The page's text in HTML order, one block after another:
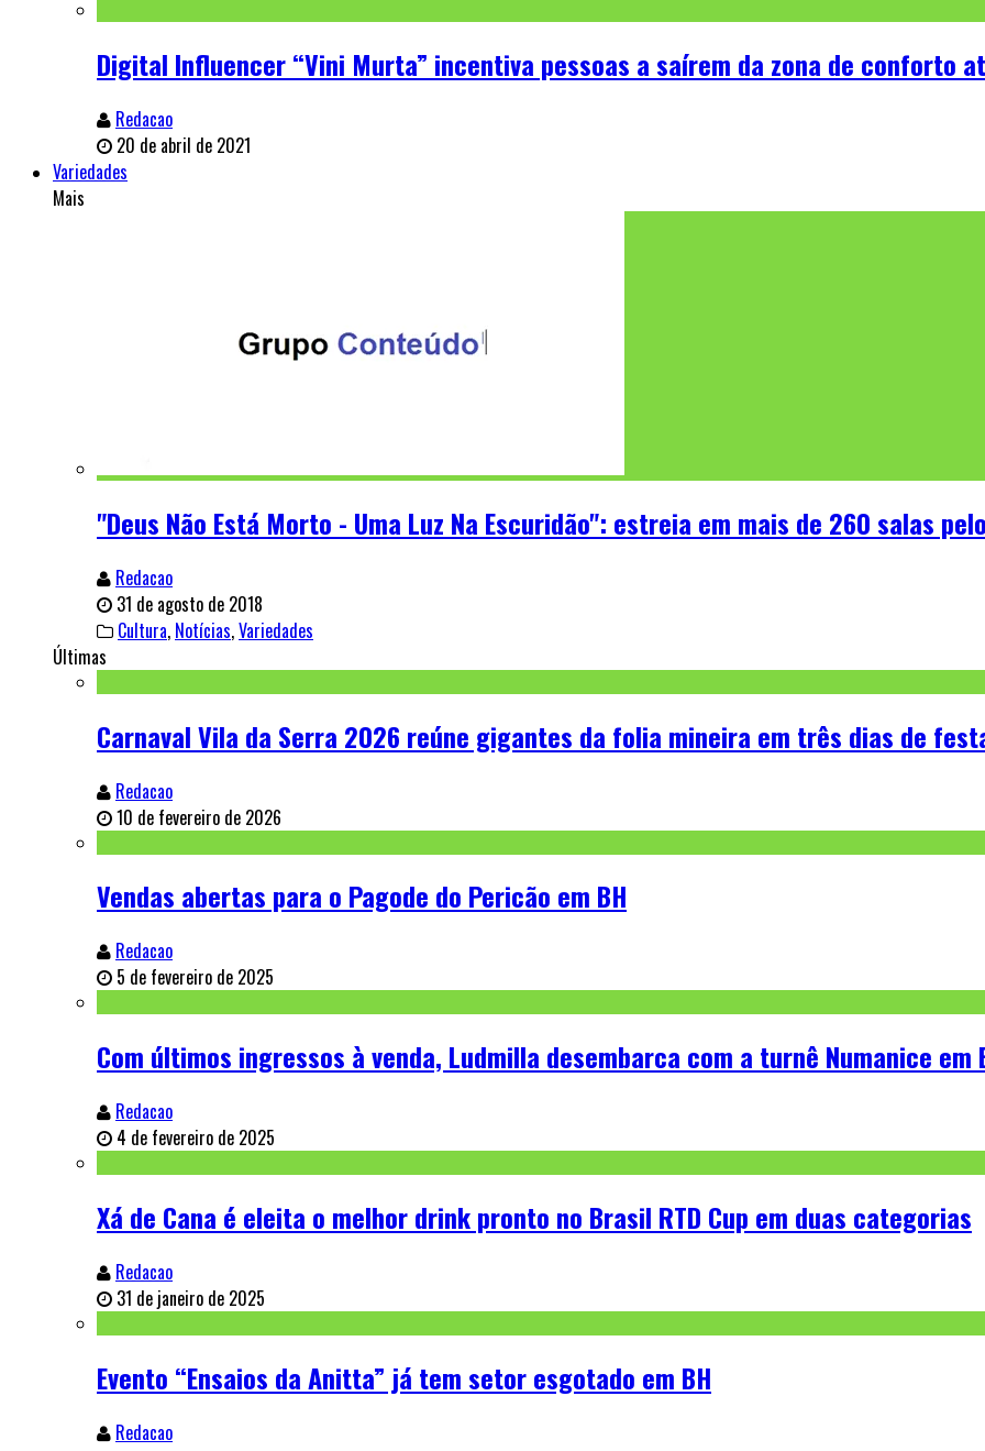
Digital Influencer “Vini Murta” incentiva pessoas a saírem da zona de conforto
Redacao
20 de abril de 2021
Variedades
Mais
"Deus Não Está Morto - Uma Luz Na Escuridão": estreia em mais de 260 salas
Redacao
31 de agosto de 2018
Cultura, Notícias,Variedades
Últimas
Carnaval Vila da Serra 2026 reúne gigantes da folia mineira em três dias de
Redacao
10 de fevereiro de 2026
Vendas abertas para o Pagode do Pericão em BH
Redacao
5 de fevereiro de 2025
Com últimos ingressos à venda, Ludmilla desembarca com a turnê Numanice em
Redacao
4 de fevereiro de 2025
Xá de Cana é eleita o melhor drink pronto no Brasil RTD Cup em duas categorias
Redacao
31 de janeiro de 2025
Evento “Ensaios da Anitta” já tem setor esgotado em BH
Redacao